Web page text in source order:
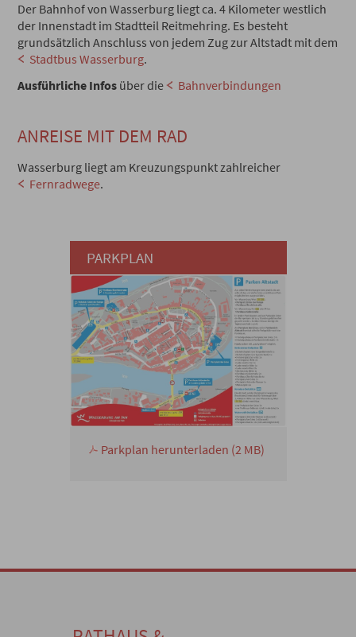
Der Bahnhof von Wasserburg liegt ca. 4 Kilometer westlich
der Innenstadt im Stadtteil Reitmehring. Es besteht
grundsätzlich Anschluss von jedem Zug zur Altstadt mit dem
Stadtbus Wasserburg.
Ausführliche Infos über die Bahnverbindungen
ANREISE MIT DEM RAD
Wasserburg liegt am Kreuzungspunkt zahlreicher
Fernradwege.
PARKPLAN
Parkplan herunterladen (2 MB)